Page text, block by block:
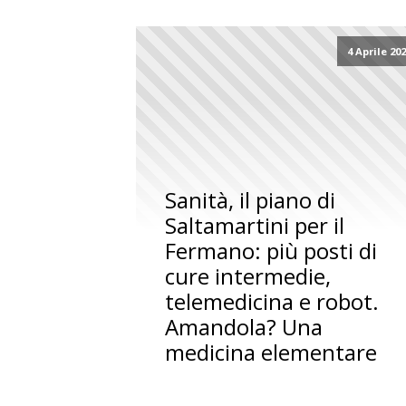
4 Aprile
Sanità, il piano di
Saltamartini per il
Fermano: più posti di
cure intermedie,
telemedicina e robot.
Amandola? Una
medicina elementare